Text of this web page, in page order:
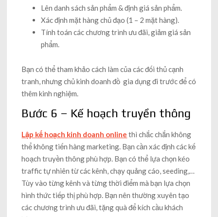
Lên danh sách sản phẩm & định giá sản phẩm.
Xác định mặt hàng chủ đạo (1 – 2 mặt hàng).
Tính toán các chương trình ưu đãi, giảm giá sản
phẩm.
Bạn có thể tham khảo cách làm của các đối thủ cạnh
tranh, nhưng chủ kinh doanh đồ gia dụng đi trước để có
thêm kinh nghiệm.
Bước 6 – Kế hoạch truyền thông
Lập kế hoạch kinh doanh online thì chắc chắn không
thể không tiến hàng marketing. Bạn cần xác định các kế
hoạch truyền thông phù hợp. Bạn có thể lựa chọn kéo
traffic tự nhiên từ các kênh, chạy quảng cáo, seeding,…
Tùy vào từng kênh và từng thời điểm mà bạn lựa chọn
hình thức tiếp thị phù hợp. Bạn nên thường xuyên tạo
các chương trình ưu đãi, tặng quà để kích cầu khách